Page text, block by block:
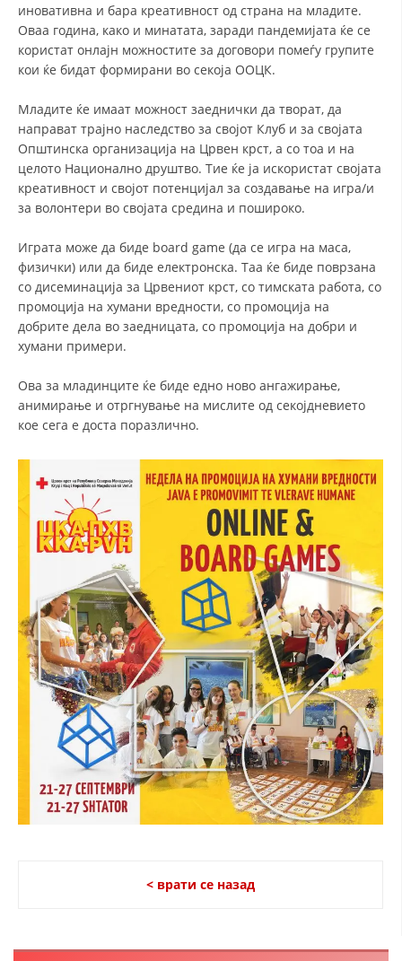
ПРИРАЧНИЦИ
СТРАТЕГИИ
ЕДУКАТИВНО ИНФОРМАТИВНИ МАТЕРИЈАЛИ
ПОСТЕРИ
ПРЕЗЕНТАЦИИ
иновативна и бара креативност од страна на младите.
Оваа година, како и минатата, заради пандемијата ќе се
користат онлајн можностите за договори помеѓу групите
кои ќе бидат формирани во секоја ООЦК.
Младите ќе имаат можност заеднички да творат, да
направат трајно наследство за својот Клуб и за својата
Општинска организација на Црвен крст, а со тоа и на
целото Национално друштво. Тие ќе ја искористат својата
креативност и својот потенцијал за создавање на игра/и
за волонтери во својата средина и пошироко.
Играта може да биде board game (да се игра на маса,
физички) или да биде електронска. Таа ќе биде поврзана
со дисеминација за Црвениот крст, со тимската работа, со
промоција на хумани вредности, со промоција на
добрите дела во заедницата, со промоција на добри и
хумани примери.
Ова за младинците ќе биде едно ново ангажирање,
анимирање и отргнување на мислите од секојдневието
кое сега е доста поразлично.
< врати се назад